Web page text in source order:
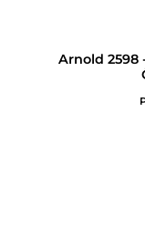
Arnold 2598